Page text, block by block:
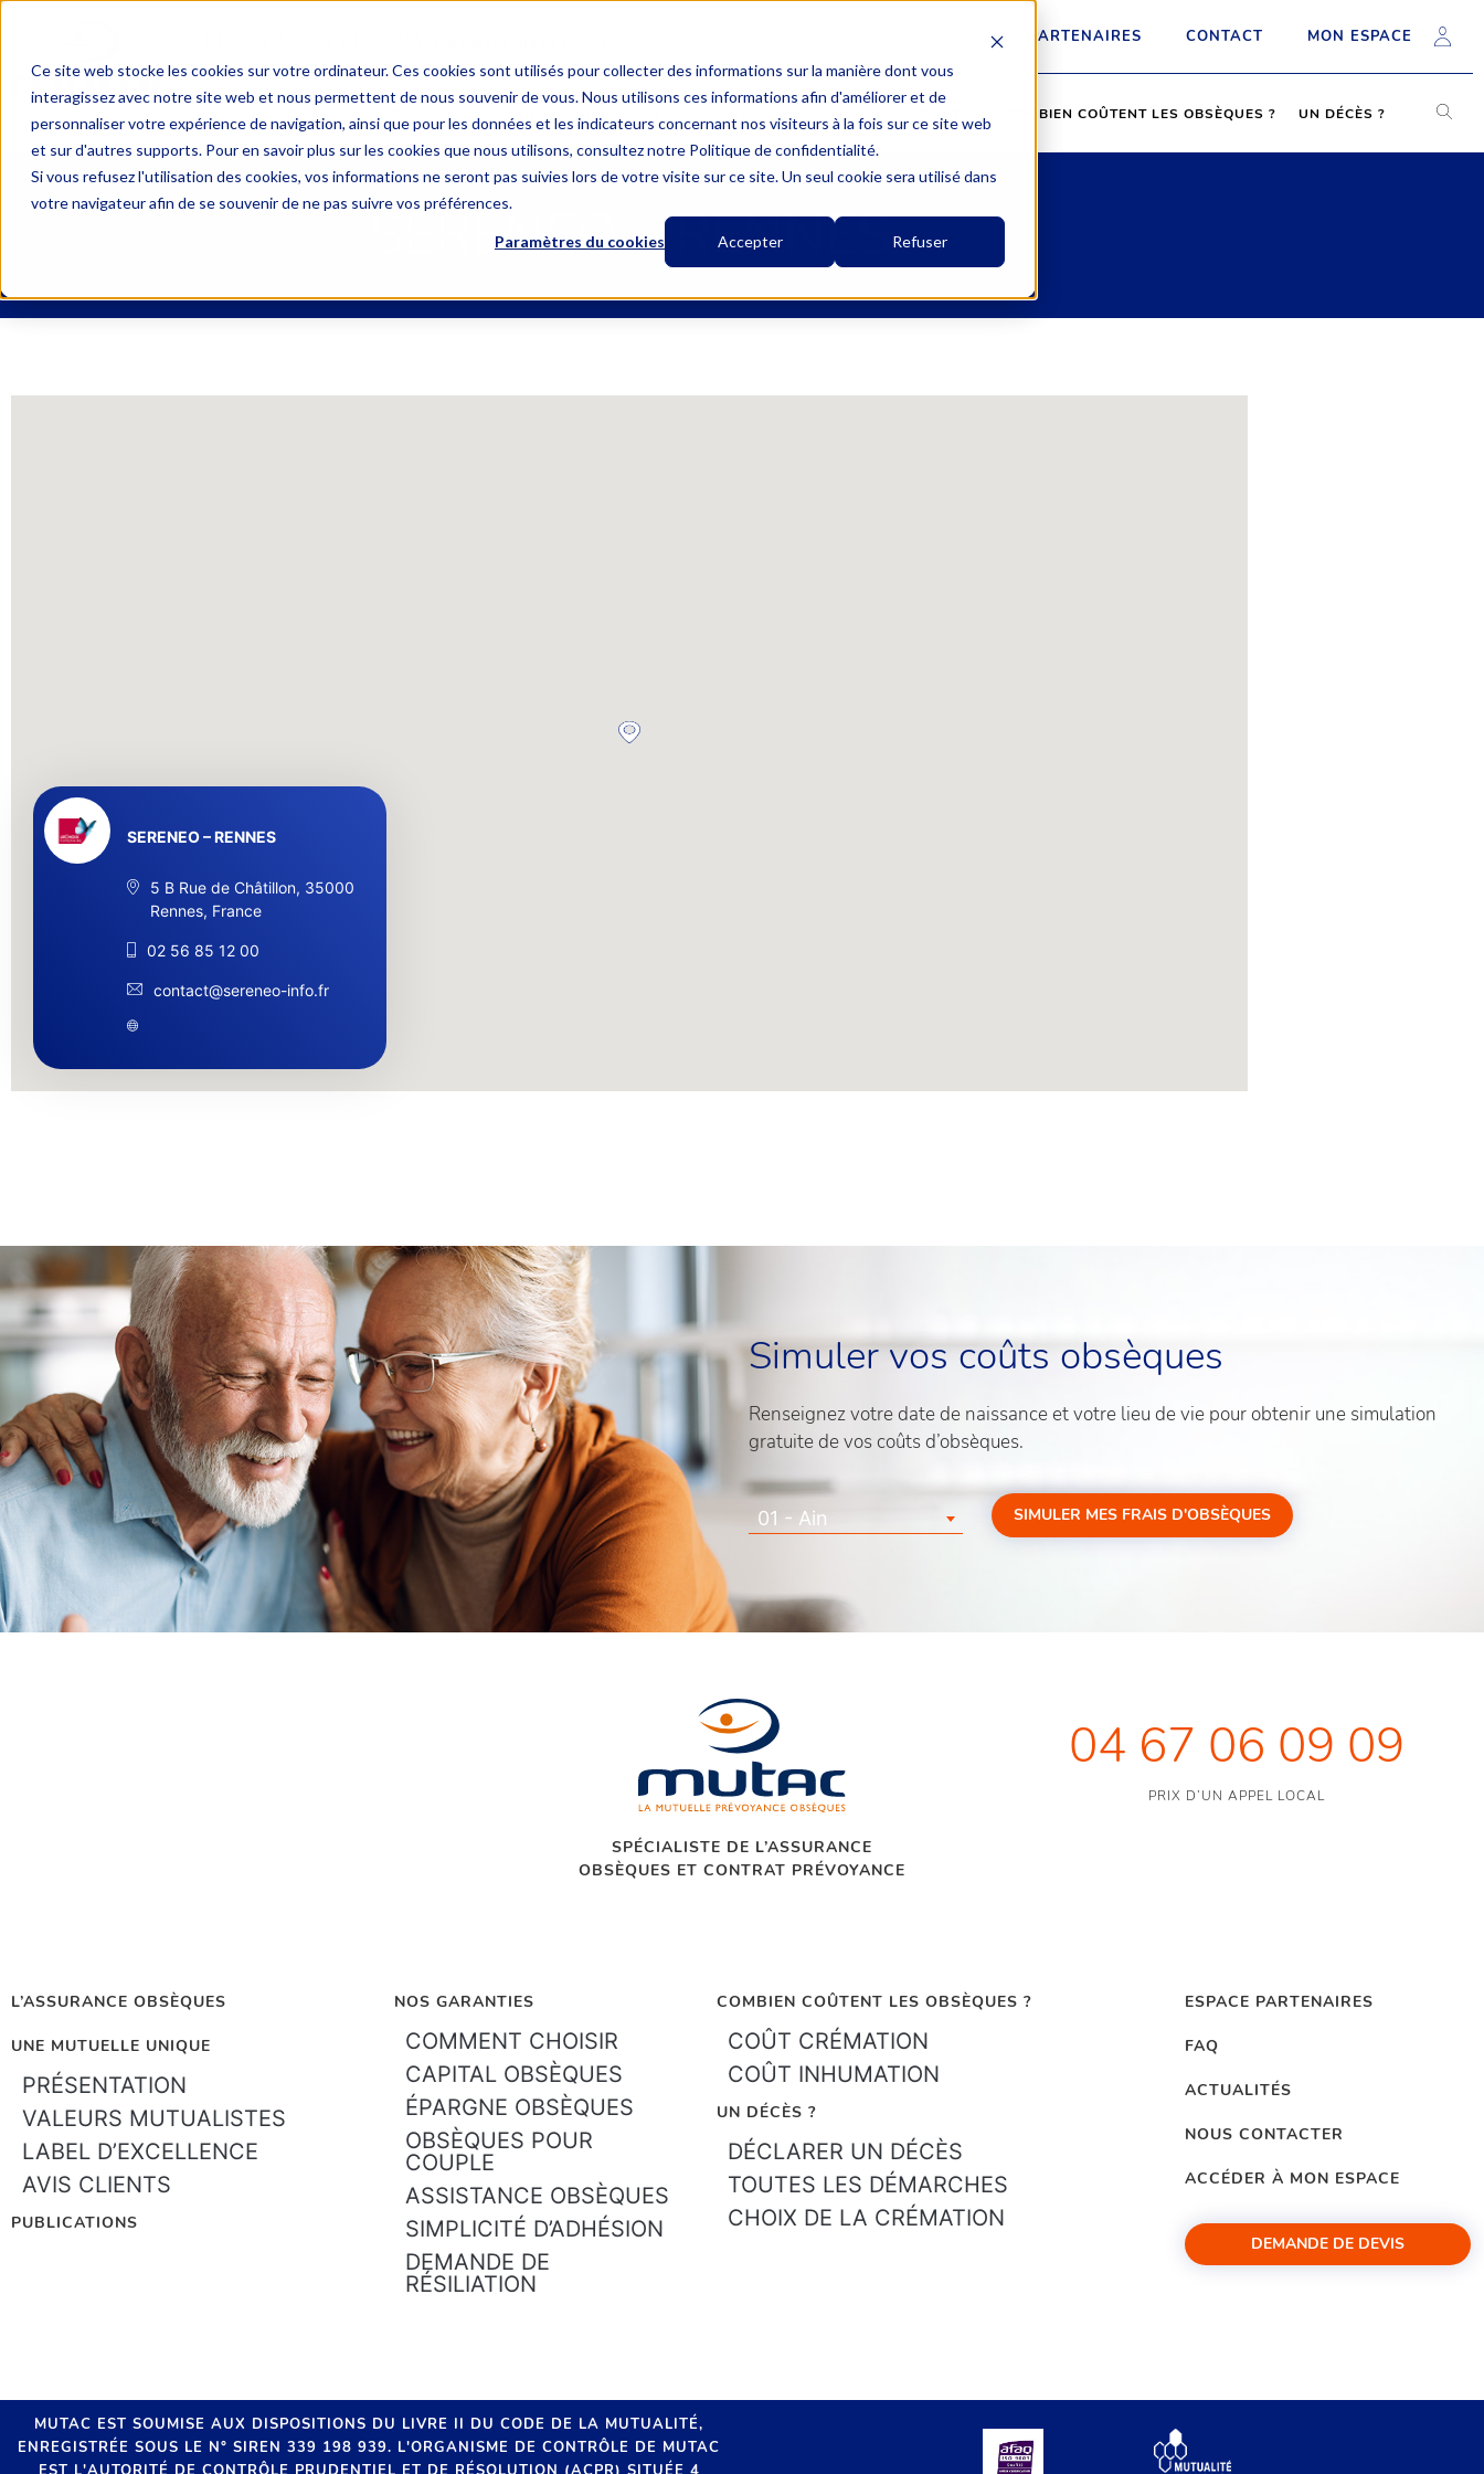
Ce site web stocke les cookies sur votre ordinateur. Ces cookies sont utilisés pour collecter des informations sur la manière dont vous
interagissez avec notre site web et nous permettent de nous souvenir de vous. Nous utilisons ces informations afin d'améliorer et de
personnaliser votre expérience de navigation, ainsi que pour les données et les indicateurs concernant nos visiteurs à la fois sur ce site web
et sur d'autres supports. Pour en savoir plus sur les cookies que nous utilisons, consultez notre Politique de confidentialité.
Si vous refusez l'utilisation des cookies, vos informations ne seront pas suivies lors de votre visite sur ce site. Un seul cookie sera utilisé dans
votre navigateur afin de se souvenir de ne pas suivre vos préférences.
Paramètres du cookies Accepter Refuser
PARTENAIRES CONTACT MON ESPACE
COMBIEN COÛTENT LES OBSÈQUES ? UN DÉCÈS ?
SERENEO – RENNES
SERENEO – RENNES
5 B Rue de Châtillon, 35000
Rennes, France
02 56 85 12 00
contact@sereneo-info.fr
Simuler vos coûts obsèques
Renseignez votre date de naissance et votre lieu de vie pour obtenir une simulation
gratuite de vos coûts d’obsèques.
01 - Ain SIMULER MES FRAIS D'OBSÈQUES
SPÉCIALISTE DE L’ASSURANCE
OBSÈQUES ET CONTRAT PRÉVOYANCE
04 67 06 09 09
PRIX D’UN APPEL LOCAL
L’ASSURANCE OBSÈQUES
UNE MUTUELLE UNIQUE
PRÉSENTATION
VALEURS MUTUALISTES
LABEL D’EXCELLENCE
AVIS CLIENTS
PUBLICATIONS
NOS GARANTIES
COMMENT CHOISIR
CAPITAL OBSÈQUES
ÉPARGNE OBSÈQUES
OBSÈQUES POUR
COUPLE
ASSISTANCE OBSÈQUES
SIMPLICITÉ D’ADHÉSION
DEMANDE DE
RÉSILIATION
COMBIEN COÛTENT LES OBSÈQUES ?
COÛT CRÉMATION
COÛT INHUMATION
UN DÉCÈS ?
DÉCLARER UN DÉCÈS
TOUTES LES DÉMARCHES
CHOIX DE LA CRÉMATION
ESPACE PARTENAIRES
FAQ
ACTUALITÉS
NOUS CONTACTER
ACCÉDER À MON ESPACE
DEMANDE DE DEVIS
MUTAC EST SOUMISE AUX DISPOSITIONS DU LIVRE II DU CODE DE LA MUTUALITÉ,
ENREGISTRÉE SOUS LE N° SIREN 339 198 939. L'ORGANISME DE CONTRÔLE DE MUTAC